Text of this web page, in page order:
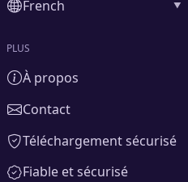
French
PLUS
À propos
Contact
Téléchargement sécurisé
Fiable et sécurisé